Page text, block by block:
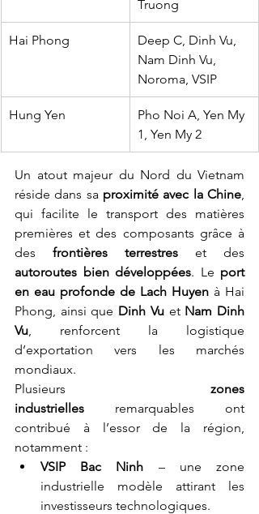
Truong
Hai Phong
Deep C, Dinh Vu,
Nam Dinh Vu,
Noroma, VSIP
Hung Yen
Pho Noi A, Yen My
1, Yen My 2
Un atout majeur du Nord du Vietnam
réside dans sa proximité avec la Chine,
qui facilite le transport des matières
premières et des composants grâce à
des frontières terrestres
autoroutes bien développées. Le port
en eau profonde de Lach Huyen à Hai
Phong, ainsi que Dinh Vu et Nam Dinh
Vu, renforcent la logistique
d’exportation vers les marchés
mondiaux.
Plusieurs zones
industrielles remarquables ont
contribué à l’essor de la région,
notamment :
VSIP Bac Ninh – une zone
industrielle modèle attirant les
investisseurs technologiques.